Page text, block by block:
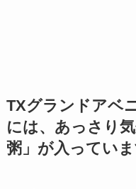
TXグランドアベ
には、あっさり
粥」が入っていま